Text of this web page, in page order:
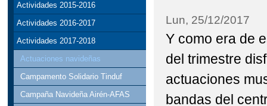
AGENDA ESCOLAR
BIBLIOTECA
CESTAIRÉN Y
Actividades 2015-2016
Actividades 2016-2017
Actividades 2017-2018
Actuaciones navideñas
Campamento Solidario Tinduf
Campaña Navideña Airén-AFAS
Lun, 25/12/2017
Y como era de
del trimestre
actuaciones
bandas del